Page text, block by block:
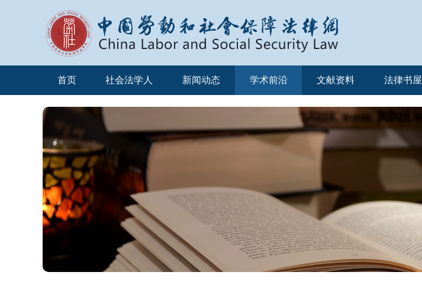
首页 社会法学人 新闻动态 学术前沿 文献资料 法律书屋